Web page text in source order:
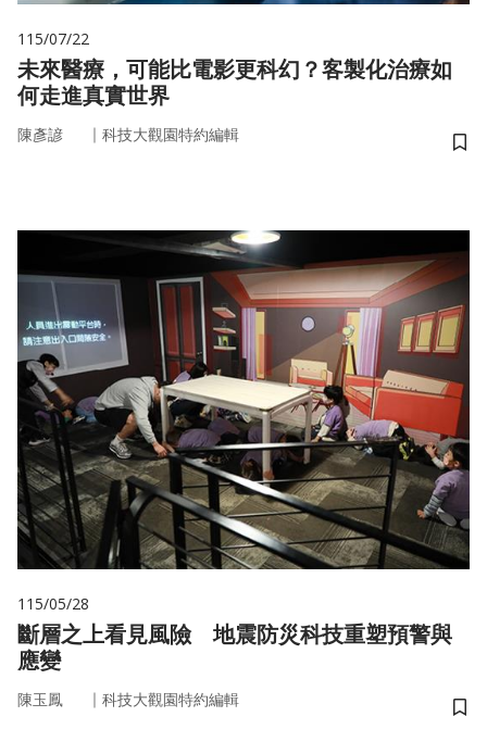
115/07/22
未來醫療，可能比電影更科幻？客製化治療如
何走進真實世界
陳彥諺 ｜ 科技大觀園特約編輯
儲
115/05/28
斷層之上看見風險 地震防災科技重塑預警與
應變
陳玉鳳 ｜ 科技大觀園特約編輯
儲